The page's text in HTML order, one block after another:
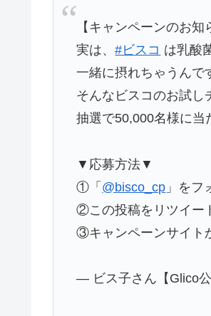
【キャンペーンのお知
実は、#ビスコ は乳酸
一緒に摂れちゃうんで
そんなビスコのお試し
抽選で50,000名様に当
▼応募方法▼
①「 @bisco_cp 」をフ
②この投稿をリツイー
③キャンペーンサイト
— ビス子さん【Glico